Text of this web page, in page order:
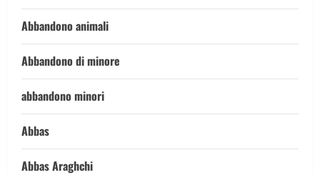
Abbandono animali
Abbandono di minore
abbandono minori
Abbas
Abbas Araghchi